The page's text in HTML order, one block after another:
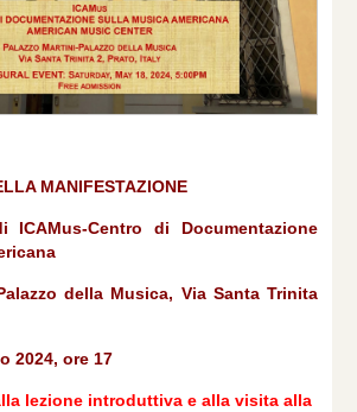
MANIFESTAZIONE
ICAMus-Centro di Documentazione
della Musica, Via Santa Trinita
2024, ore 17
lezione introduttiva e alla visita alla